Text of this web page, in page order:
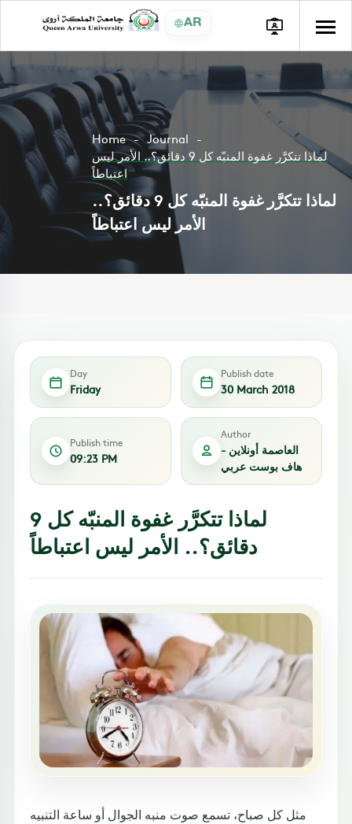
AR
Home
Journal
لماذا تتكرَّر غفوة المنبّه كل 9 دقائق؟.. الأمر ليس
اعتباطاً
لماذا تتكرَّر غفوة المنبّه كل 9 دقائق؟..
الأمر ليس اعتباطاً
Day
Friday
Publish date
30 March 2018
Publish time
09:23 PM
Author
العاصمة أونلاين -
هاف بوست عربي
لماذا تتكرَّر غفوة المنبّه كل 9
دقائق؟.. الأمر ليس اعتباطاً
مثل كل صباح، تسمع صوت منبه الجوال أو ساعة التنبيه